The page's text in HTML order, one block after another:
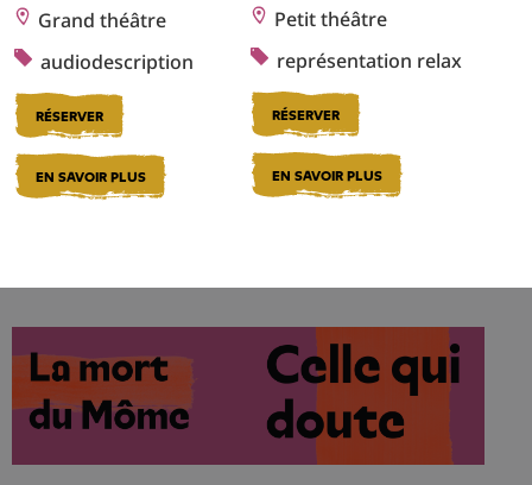
Grand théâtre
audiodescription
RÉSERVER
EN SAVOIR PLUS
Petit théâtre
représentation relax
RÉSERVER
EN SAVOIR PLUS